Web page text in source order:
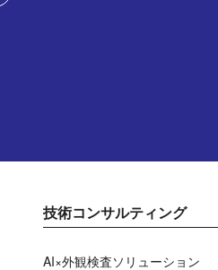
技術コンサルティング
AI×外観検査ソリューション